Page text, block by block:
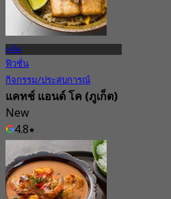
ภูเก็ต
ฟิวชั่น
กิจกรรม/ประสบการณ์
แคทช์ แอนด์ โค (ภูเก็ต)
New
4.8
จาก฿ 422.5